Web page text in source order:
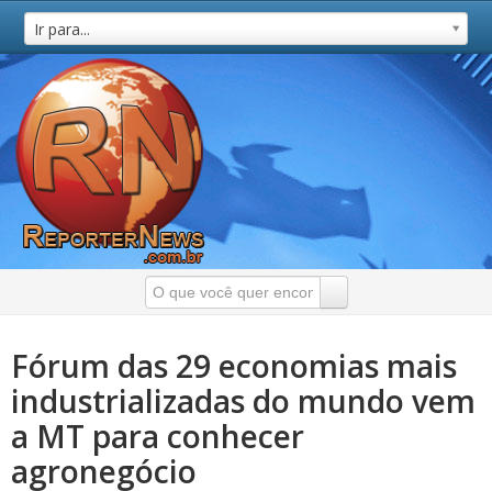
Ir para...
Fórum das 29 economias mais
industrializadas do mundo vem
a MT para conhecer
agronegócio